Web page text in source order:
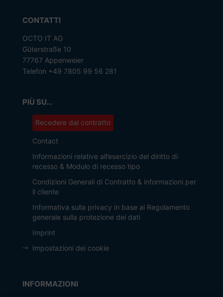
CONTATTI
OCTO IT AG
Güterstraße 10
77767 Appenweier
Telefon +49 7805 99 56 281
PIÙ SU...
Recedere dal contratto
Contact
Informazioni relative all’esercizio del diritto di
recesso & Modulo di recesso tipo
Condizioni Generali di Contratto & informazioni per
il cliente
Informativa sulla privacy in base al Regolamento
generale sulla protezione dei dati
Imprint
Impostazioni dei cookie
INFORMAZIONI